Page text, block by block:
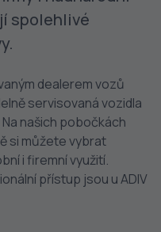
spolehlivé
dealerem vozů
servisovaná vozidla
našich pobočkách
si můžete vybrat
i firemní využití.
přístup jsou u ADIV